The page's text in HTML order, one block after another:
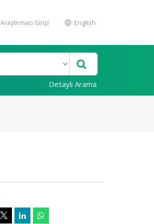
Araştırmacı Girişi English
Detaylı Arama